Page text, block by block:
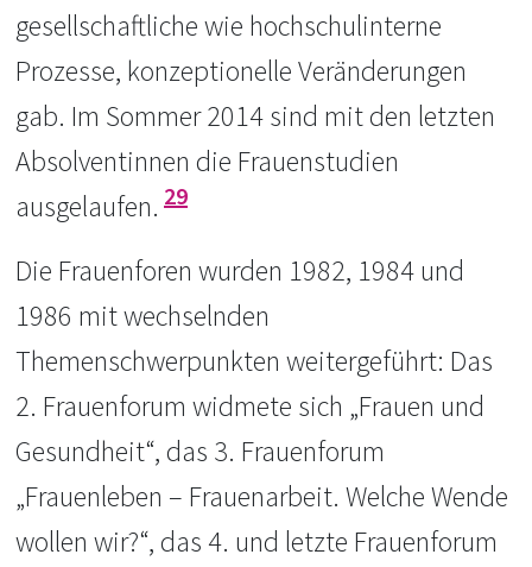
gesellschaftliche wie hochschulinterne
Prozesse, konzeptionelle Veränderungen
gab. Im Sommer 2014 sind mit den letzten
Absolventinnen die Frauenstudien
ausgelaufen. 29
Die Frauenforen wurden 1982, 1984 und
1986 mit wechselnden
Themenschwerpunkten weitergeführt: Das
2. Frauenforum widmete sich „Frauen und
Gesundheit“, das 3. Frauenforum
„Frauenleben – Frauenarbeit. Welche Wende
wollen wir?“, das 4. und letzte Frauenforum